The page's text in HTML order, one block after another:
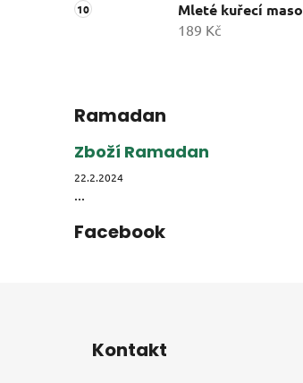
Mleté kuřecí maso
189 Kč
Ramadan
Zboží Ramadan
22.2.2024
Facebook
Kontakt